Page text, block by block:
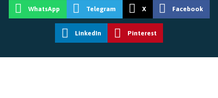
WhatsApp Telegram X Facebook
LinkedIn Pinterest